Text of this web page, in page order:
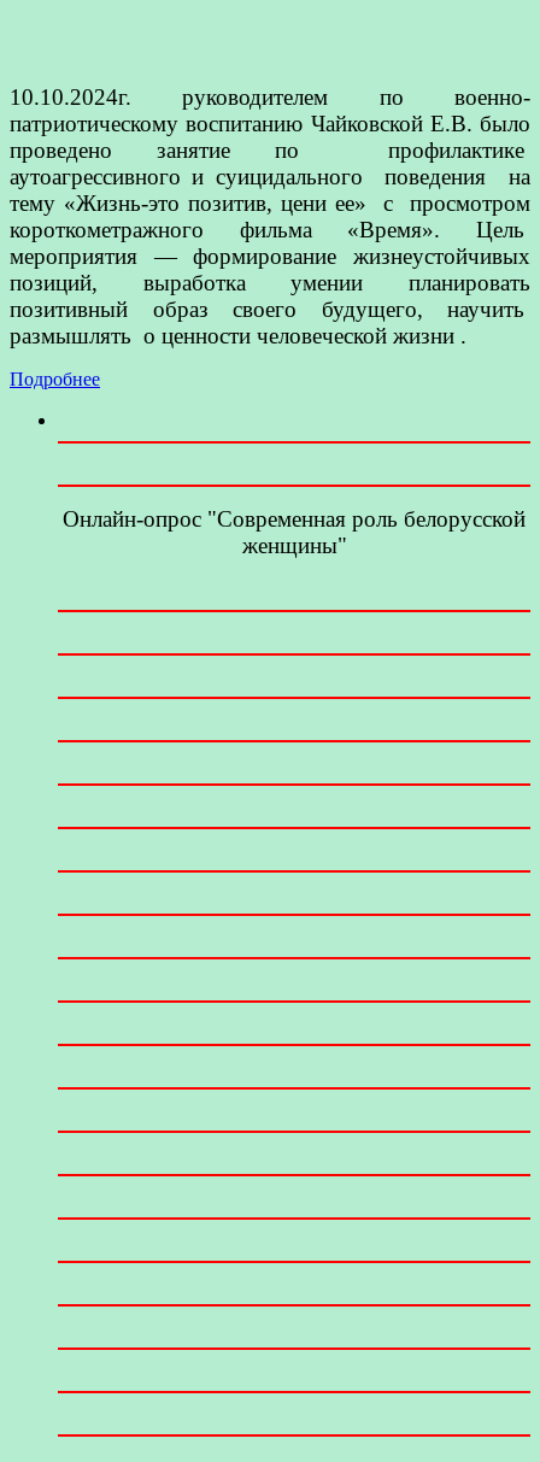
10.10.2024г. руководителем по военно-
патриотическому воспитанию Чайковской Е.В. было
проведено занятие по профилактике
аутоагрессивного и суицидального поведения на
тему «Жизнь-это позитив, цени ее» с просмотром
короткометражного фильма «Время». Цель
мероприятия — формирование жизнеустойчивых
позиций, выработка умении планировать
позитивный образ своего будущего, научить
размышлять о ценности человеческой жизни .
Подробнее
Онлайн-опрос "Современная роль белорусской
женщины"